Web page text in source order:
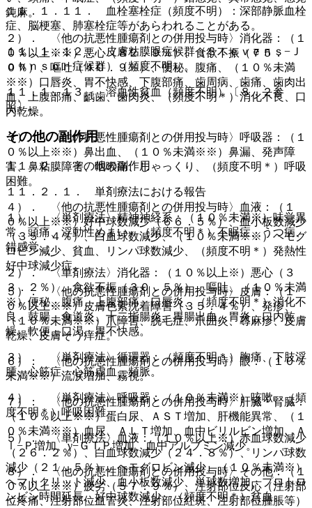
鈍麻。
２）． 〈他の抗悪性腫瘍剤との併用投与時〉消化器：（１
０％以上※※）悪心（８２．９％）、食欲不振（７５．
０％）、嘔吐（４０．９％）、便秘、腹痛、（１０％未満
※※）口唇炎、胃不快感、下腹部痛、歯周病、歯痛、歯肉出
血、上腹部痛、齲歯、歯肉炎、（頻度不明＊）消化不良、口
内乾燥。
３）． 〈他の抗悪性腫瘍剤との併用投与時〉呼吸器：（１
０％以上※※）鼻出血、（１０％未満※※）鼻漏、発声障
害、鼻粘膜障害、咽喉痛、しゃっくり、（頻度不明＊）呼吸
困難。
４）． 〈他の抗悪性腫瘍剤との併用投与時〉血液：（１
０％以上※※）好中球数減少（６６．５％）、血小板数減少
（３５．４％）、白血球数減少、（１０％未満※※）ヘモグ
ロビン減少、貧血、リンパ球数減少、（頻度不明＊）発熱性
好中球減少症。
５）． 〈他の抗悪性腫瘍剤との併用投与時〉皮膚：（１
０％以上※※）皮膚色素沈着障害（３５．４％）、発疹、
（１０％未満※※）爪障害、脱毛症、爪囲炎、蕁麻疹、皮膚
乾燥、皮膚そう痒症。
６）． 〈他の抗悪性腫瘍剤との併用投与時〉眼：（１０％
未満※※）流涙増加、霧視。
７）． 〈他の抗悪性腫瘍剤との併用投与時〉肝臓・腎臓：
（１０％以上※※）蛋白尿、ＡＳＴ増加、肝機能異常、（１
０％未満※※）血尿、ＡＬＴ増加、血中ビリルビン増加、Ａ
ｌ−Ｐ増加、γ−ＧＴＰ増加、血中アルブミン減少。
８）． 〈他の抗悪性腫瘍剤との併用投与時〉その他：（１
０％以上※※）疲労（５７．９％）、注射部位反応（注射部
位疼痛、注射部位血管炎、注射部位紅斑、注射部位腫脹等）
１１．１．１１． 血栓塞栓症（頻度不明）：深部静脈血栓
症、脳梗塞、肺塞栓症等があらわれることがある。
１１．１．１２． 皮膚粘膜眼症候群（Ｓｔｅｖｅｎｓ−Ｊ
ｏｈｎｓｏｎ症候群）（頻度不明）。
１１．１．１３． 溶血性貧血（頻度不明）〔８．２参
照〕。
その他の副作用
１１．２． その他の副作用
１１．２．１． 単剤療法における報告
１）． 〈単剤療法〉精神神経系：（１０％未満※）味覚異
常、頭痛、浮動性めまい、（頻度不明＊）不眠症、うつ病、
錯感覚。
２）． 〈単剤療法〉消化器：（１０％以上※）悪心（３
３．２％）、食欲不振（３０．５％）、嘔吐、（１０％未満
※）便秘、腹痛、上腹部痛、口唇炎、（頻度不明＊）消化不
良、鼓腸、食道炎、十二指腸炎、胃腸出血、胃炎、口内乾
燥、軟便、口渇、胃不快感。
３）． 〈単剤療法〉循環器：（頻度不明＊）胸痛、下肢浮
腫、心筋症、心筋虚血、頻脈。
４）． 〈単剤療法〉呼吸器：（１０％未満※）咳嗽、（頻
度不明＊）呼吸困難。
５）． 〈単剤療法〉血液：（１０％以上※）赤血球数減少
（２６．２％）、白血球数減少（２４．８％）、リンパ球数
減少（２１．５％）、ヘモグロビン減少、（１０％未満※）
ヘマトクリット減少、血小板数減少、単球数増加、プロトロ
ンビン時間延長、好中球数減少、（頻度不明＊）貧血。